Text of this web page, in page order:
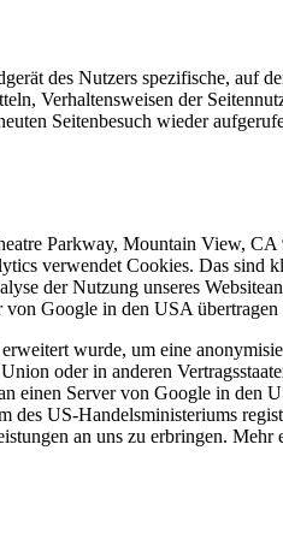
des Nutzers spezifische, auf
Verhaltensweisen der
Seitenbesuch wieder
Parkway, Mountain View,
verwendet Cookies. Das sind
der Nutzung unseres
Google in den USA übertragen
wurde, um eine
oder in anderen
Server von Google in den
US-Handelsministeriums
an uns zu erbringen. Mehr